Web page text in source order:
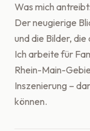
Was mich
Der neugierige
und die Bilder,
Ich arbeite für
Rhein-Main-
Inszenierung –
können.